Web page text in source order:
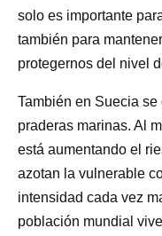
solo es importante
también para
protegernos del nivel
También en Suecia
praderas marinas. Al
está aumentando el
azotan la vulnerable
intensidad cada vez
población mundial